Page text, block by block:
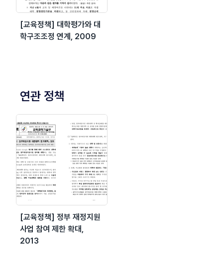
[교육정책] 대학평가와 대
학구조조정 연계, 2009
연관 정책
[교육정책] 정부 재정지원
사업 참여 제한 확대,
2013